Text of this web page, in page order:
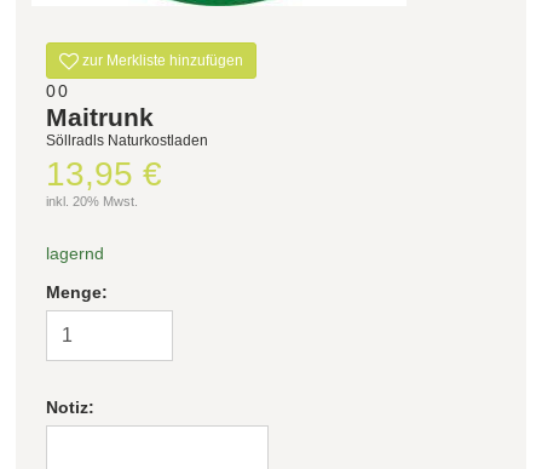
KATEGORIE
Filter zurücksetzen
zur Merkliste hinzufügen
00
Maitrunk
Söllradls Naturkostladen
13,95 €
inkl. 20% Mwst.
lagernd
Menge:
Notiz: